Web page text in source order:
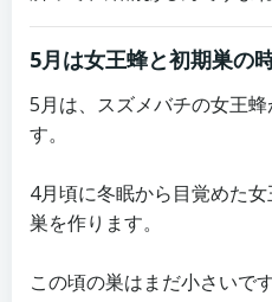
5月は女王蜂と初期巣の
5月は、スズメバチの女王
す。
4月頃に冬眠から目覚めた
巣を作ります。
この頃の巣はまだ小さいです